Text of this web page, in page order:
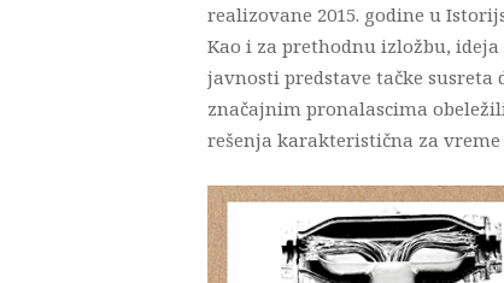
realizovane 2015. godine u
Kao i za prethodnu izložbu,
javnosti predstave tačke
značajnim pronalascima
rešenja karakteristična za